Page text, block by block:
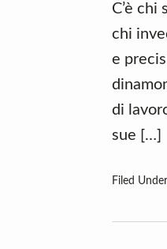
C’è
chi
e
di
sue […]
Filed